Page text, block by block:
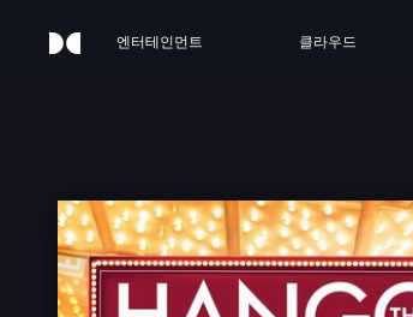
엔터테인먼트 클라우드